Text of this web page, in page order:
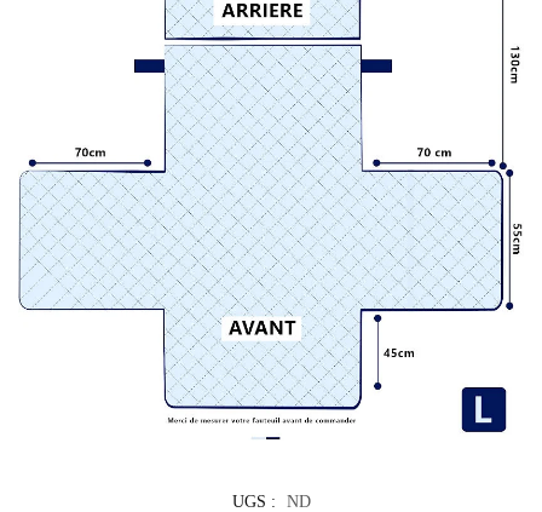
UGS :
ND